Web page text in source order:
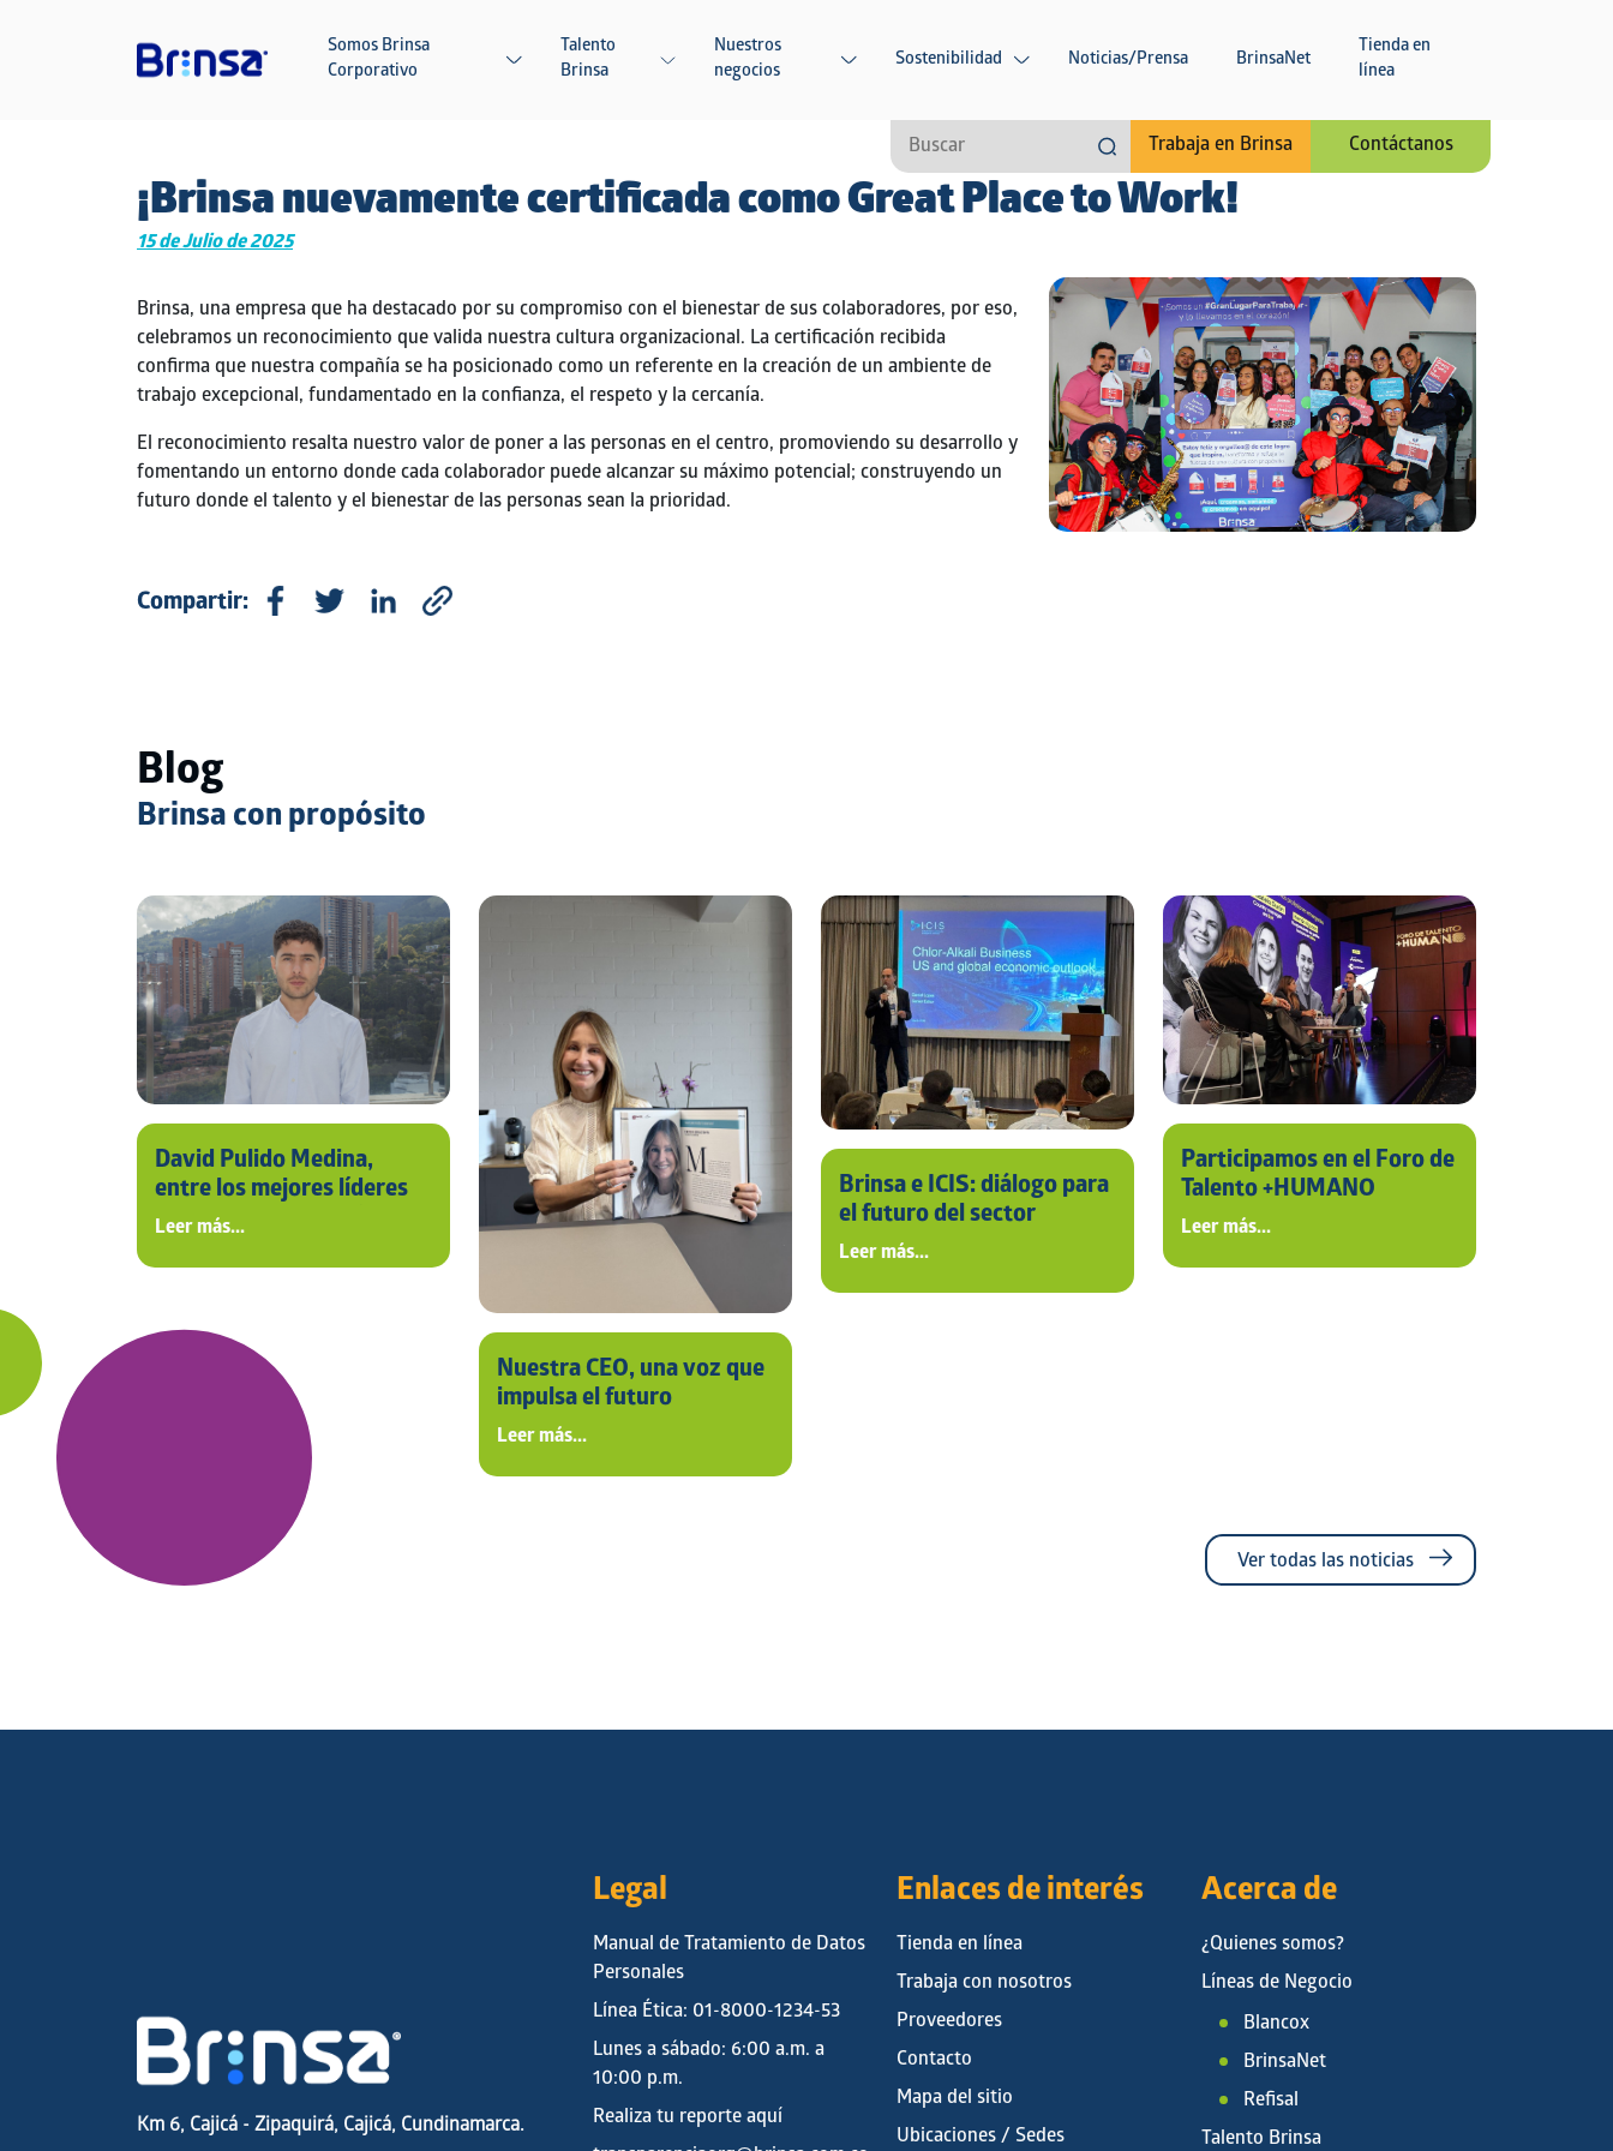
Somos Brinsa
Corporativo
Talento
Brinsa
Nuestros
negocios
Sostenibilidad Noticias/Prensa BrinsaNet
Tienda en
línea
Trabaja en Brinsa Contáctanos
¡Brinsa nuevamente certificada como Great Place to Work!
15 de Julio de 2025
Brinsa, una empresa que ha destacado por su compromiso con el bienestar de sus colaboradores, por eso,
celebramos un reconocimiento que valida nuestra cultura organizacional. La certificación recibida
confirma que nuestra compañía se ha posicionado como un referente en la creación de un ambiente de
trabajo excepcional, fundamentado en la confianza, el respeto y la cercanía.
El reconocimiento resalta nuestro valor de poner a las personas en el centro, promoviendo su desarrollo y
fomentando un entorno donde cada colaborador puede alcanzar su máximo potencial; construyendo un
futuro donde el talento y el bienestar de las personas sean la prioridad.
Compartir:
Blog
Brinsa con propósito
David Pulido Medina,
entre los mejores líderes
de marketing del país
Leer más...
Nuestra CEO, una voz que
impulsa el futuro
sostenible de Colombia
Leer más...
Brinsa e ICIS: diálogo para
el futuro del sector
Leer más...
Participamos en el Foro de
Talento +HUMANO
Leer más...
Ver todas las noticias
Km 6, Cajicá - Zipaquirá, Cajicá, Cundinamarca.
Legal
Manual de Tratamiento de Datos
Personales
Línea Ética: 01-8000-1234-53
Lunes a sábado: 6:00 a.m. a
10:00 p.m.
Realiza tu reporte aquí
Enlaces de interés
Tienda en línea
Trabaja con nosotros
Proveedores
Contacto
Mapa del sitio
Ubicaciones / Sedes
Acerca de
¿Quienes somos?
Líneas de Negocio
Blancox
BrinsaNet
Refisal
Talento Brinsa